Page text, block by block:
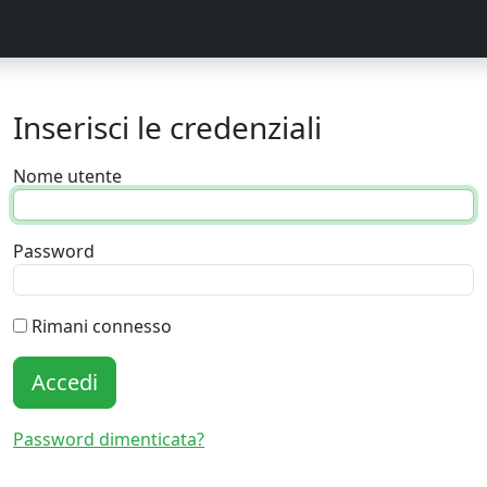
Inserisci le credenziali
Nome utente
Password
Rimani connesso
Accedi
Password dimenticata?